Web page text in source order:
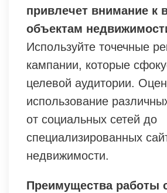
привлечет внимание к
объектам
Используйте точечные
кампании, которые
целевой аудитории.
использование
от социальных сетей до
специализированных
недвижимости.
Преимущества работы